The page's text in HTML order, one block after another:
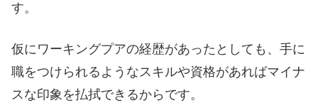
す。
仮にワーキングプアの経歴があったとしても、手に
職をつけられるようなスキルや資格があればマイナ
スな印象を払拭できるからです。